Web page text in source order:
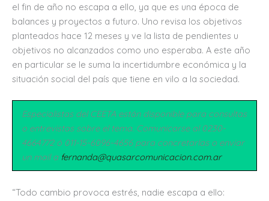
el fin de año no escapa a ello, ya que es una época de
balances y proyectos a futuro. Uno revisa los objetivos
planteados hace 12 meses y ve la lista de pendientes u
objetivos no alcanzados como uno esperaba. A este año
en particular se le suma la incertidumbre económica y la
situación social del país que tiene en vilo a la sociedad.
Especialistas del CEETAestán disponible para consultas
o entrevistas sobre el tema. Comunicarse al 0230-
4664772 ó 011-15-6096-4656 para concretarlas o enviar
un mail a fernanda@quasarcomunicacion.com.ar
“Todo cambio provoca estrés, nadie escapa a ello: